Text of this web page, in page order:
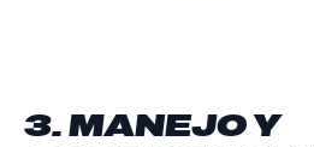
3. MANEJO Y